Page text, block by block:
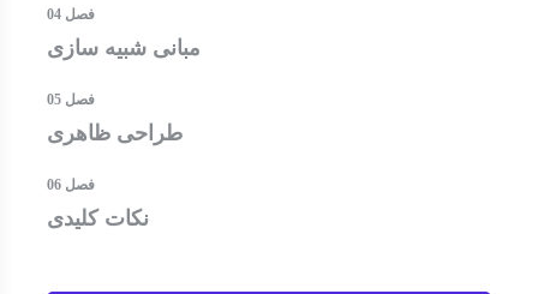
فصل 04
مبانی شبیه سازی
فصل 05
طراحی ظاهری
فصل 06
نکات کلیدی